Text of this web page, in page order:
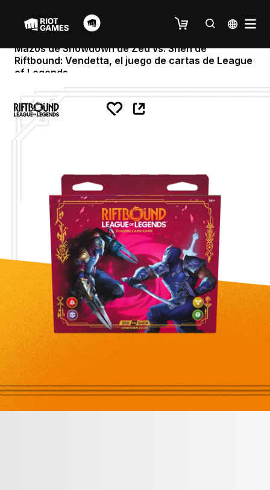
Mazos de Showdown de Zed vs. Shen de
Riftbound: Vendetta, el juego de cartas de League
of Legends